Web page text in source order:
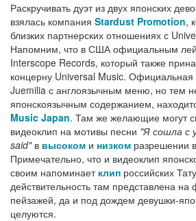
Раскручивать дуэт из двух японских
взялась компания Stardust Promotion,
близких партнерских отношениях с
Напомним, что в США официальным
Interscope Records, который также
концерну Universal Music. Официальная
Juemilia с англоязычным меню, но тем
японскоязычным содержанием,
Music Japan. Там же желающие могут
видеоклип на мотивы песни "Я сошла с
said"в высоком и низком разрешении
Примечательно, что и видеоклип
своим напоминает клип российских
действительность там представлена на
пейзажей, да и под дождем девушки-
целуются.